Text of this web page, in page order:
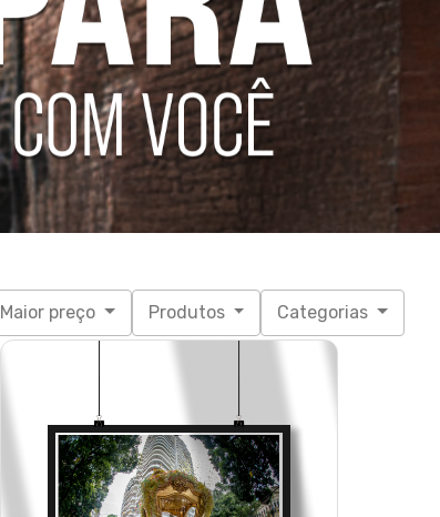
Maior preço Produtos Categorias